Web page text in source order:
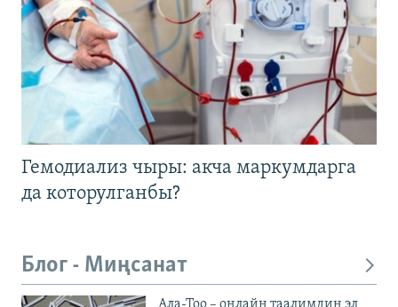
Гемодиализ чыры: акча маркумдарга
да которулганбы?
Блог - Миңсанат